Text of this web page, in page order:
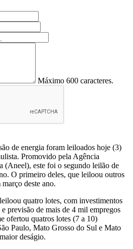
Máximo 600 caracteres.
de energia foram leiloados hoje (3)
Promovido pela Agência
(Aneel), este foi o segundo leilão de
O primeiro deles, que leiloou outros
deste ano.
quatro lotes, com investimentos
previsão de mais de 4 mil empregos
ofertou quatros lotes (7 a 10)
Paulo, Mato Grosso do Sul e Mato
deságio.